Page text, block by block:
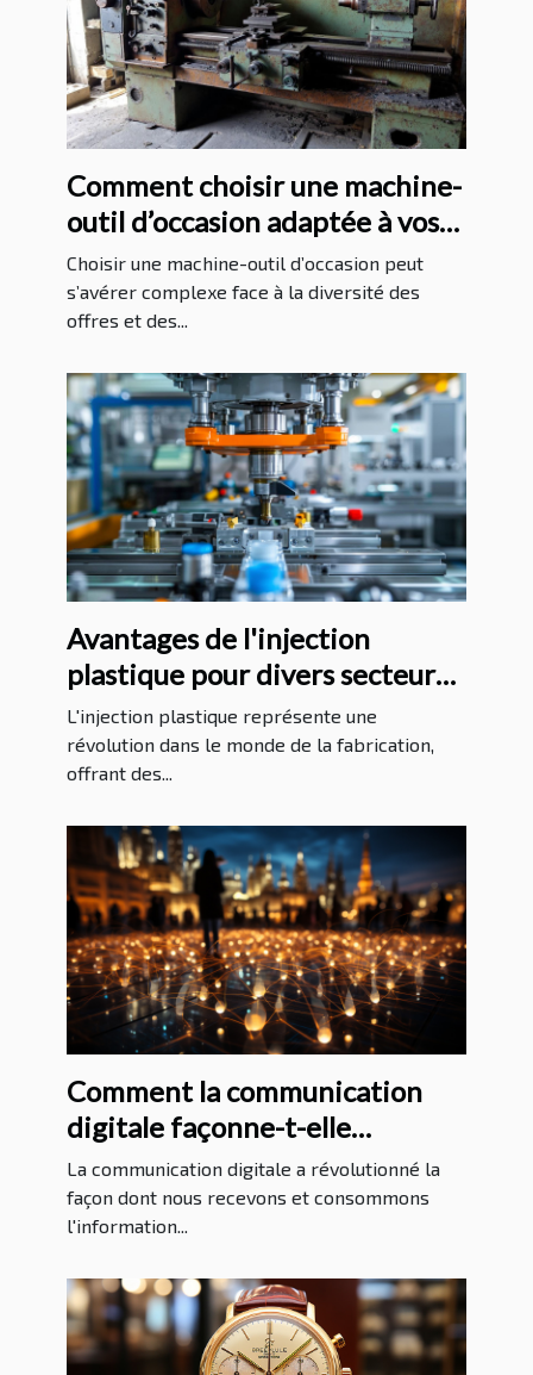
Comment choisir une machine-
outil d’occasion adaptée à vos
besoins ?
Choisir une machine-outil d’occasion peut
s’avérer complexe face à la diversité des
offres et des...
Avantages de l'injection
plastique pour divers secteurs
industriels
L'injection plastique représente une
révolution dans le monde de la fabrication,
offrant des...
Comment la communication
digitale façonne-t-elle
l'information internationale?
La communication digitale a révolutionné la
façon dont nous recevons et consommons
l'information...